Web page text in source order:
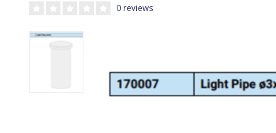
0 reviews